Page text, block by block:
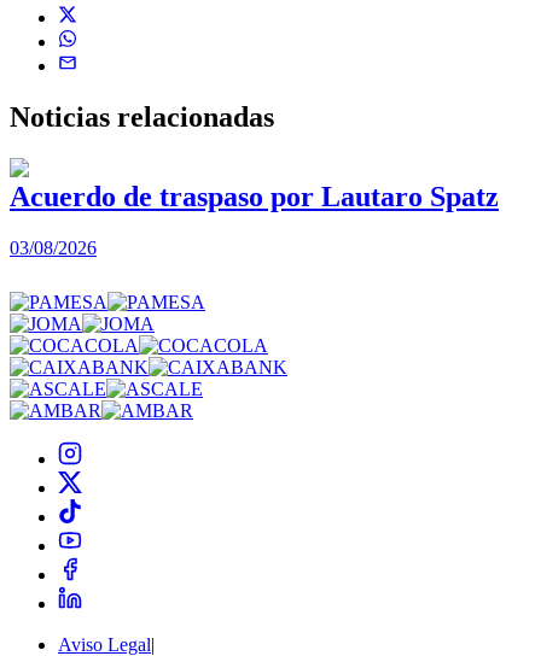
Noticias relacionadas
Acuerdo de traspaso por Lautaro Spatz
03/08/2026
Aviso Legal|